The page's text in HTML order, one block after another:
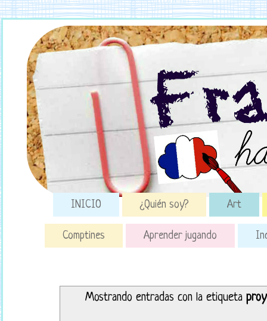
INICIO ¿Quién soy? Art
Comptines Aprender jugando
Mostrando entradas con la etiqueta